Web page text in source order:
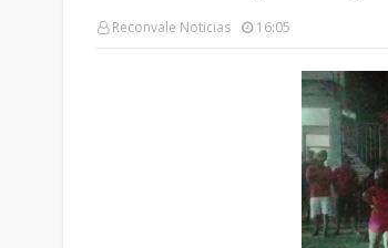
Reconvale Noticias 16:05